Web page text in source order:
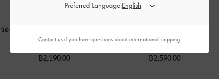
รองเท้าแมรี่เจนประดับมุกรุ่น Marie
หนังเงาสีดำ
฿2,190.00
แพลตฟอร์ม-สีโทป
฿2,590.00
Preferred Language:
Contact usif you have questions about international shipping.